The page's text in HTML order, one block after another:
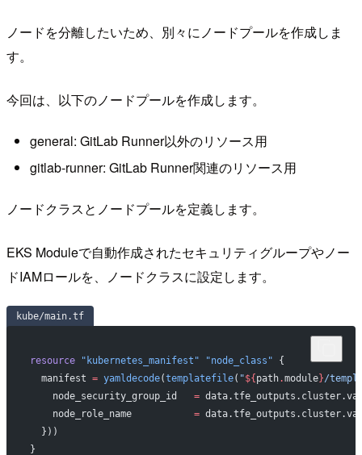
ノードを分離したいため、別々にノードプールを作成しま
す。
今回は、以下のノードプールを作成します。
general: GitLab Runner以外のリソース用
gitlab-runner: GitLab Runner関連のリソース用
ノードクラスとノードプールを定義します。
EKS Moduleで自動作成されたセキュリティグループやノー
ドIAMロールを、ノードクラスに設定します。
kube/main.tf
resource "kubernetes_manifest" "node_class" {
  manifest
= yamldecode(templatefile( "${path.module}/
    node_security_group_id
=
    node_role_name
=
  }))
}